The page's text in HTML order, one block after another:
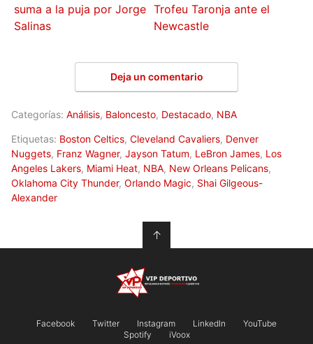
suma a la puja por Jorge
Salinas
Trofeu Taronja ante el
Newcastle
Deja un comentario
Categorías: Análisis, Baloncesto, Destacado, NBA
Etiquetas: Boston Celtics, Cleveland Cavaliers, Denver
Nuggets, Franz Wagner, Jayson Tatum, LeBron James, Los
Angeles Lakers, Miami Heat, NBA, New Orleans Pelicans,
Oklahoma City Thunder, Orlando Magic, Shai Gilgeous-
Alexander
↑
Facebook Twitter Instagram LinkedIn
YouTube
Spotify
iVoox